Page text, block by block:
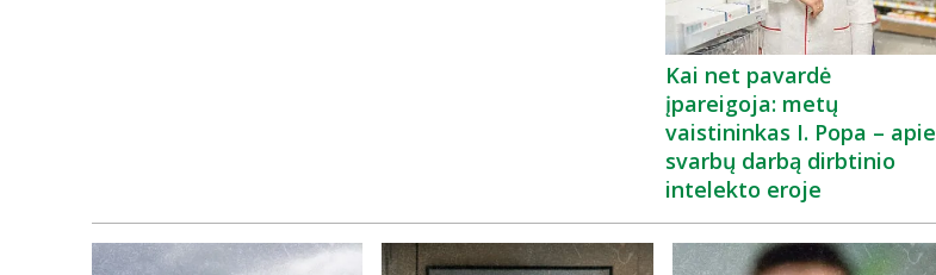
Kai net pavardė
įpareigoja: metų
vaistininkas I. Popa – apie
svarbų darbą dirbtinio
intelekto eroje